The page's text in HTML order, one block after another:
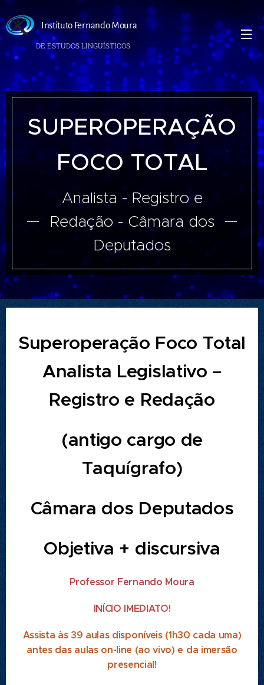
Instituto Fernando Moura
DE ESTUDOS LINGUÍSTICOS
SUPEROPERAÇÃO
FOCO TOTAL
Analista - Registro e
Redação - Câmara dos
Deputados
Superoperação Foco Total
Analista Legislativo –
Registro e Redação
(antigo cargo de
Taquígrafo)
Câmara dos Deputados
Objetiva + discursiva
Professor Fernando Moura
INÍCIO IMEDIATO!
Assista às 39 aulas disponíveis (1h30 cada uma)
antes das aulas on-line (ao vivo) e da imersão
presencial!